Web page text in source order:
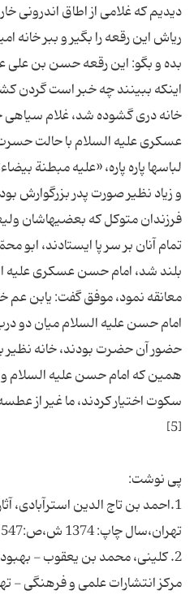
دیدیم كه غلامى از اطاق اندرونى
ریاش این رقعه را بگیر و ببر
بده و بگو: این رقعه حسن بن على
اینكه ببینند چه خبر است گردن
خانه درى گشوده شد، غلام سیاهى
عسكرى علیه السلام با حالت
لباس‏ها پاره پاره، «علیه مبطنة
فرزندان متوكل كه بعضیهاشان
تمام آنان بر سر پا ایستادند،
بلند شد، امام‏ حسن‏ عسكرى علیه
امام حسن علیه السلام میان دو
همین‏ كه امام حسن علیه
سكوت اختیار كردند، ما غیر از
1.احمد بن تاج الدین استرآبادى،‏
2. كلینى، محمد بن یعقوب -